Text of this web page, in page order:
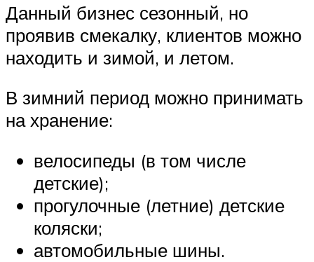
Данный бизнес сезонный, но
проявив смекалку, клиентов можно
находить и зимой, и летом.
В зимний период можно принимать
на хранение:
велосипеды (в том числе
детские);
прогулочные (летние) детские
коляски;
автомобильные шины.